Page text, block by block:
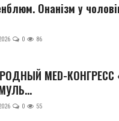
Онанізм у
0 86
MED-КОНГРЕСС
0 55